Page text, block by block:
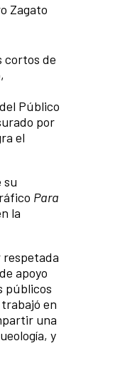
Zagato
cortos de
Público
por
el
su
Para
la
respetada
apoyo
públicos
en
una
y